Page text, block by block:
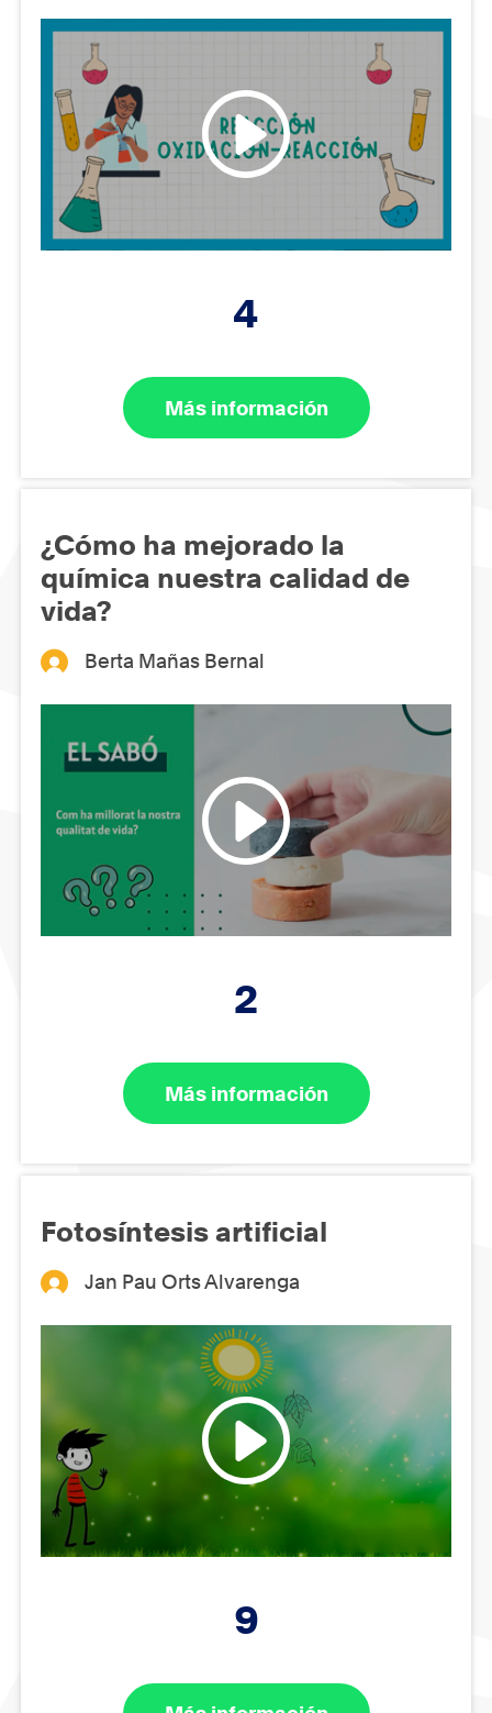
4
Más información
¿Cómo ha mejorado la
química nuestra calidad de
vida?
Berta Mañas Bernal
2
Más información
Fotosíntesis artificial
Jan Pau Orts Alvarenga
9